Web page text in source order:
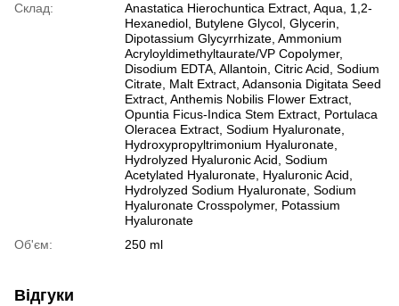
Склад:
Anastatica Hierochuntica Extract, Aqua, 1,2-
Hexanediol, Butylene Glycol, Glycerin,
Dipotassium Glycyrrhizate, Ammonium
Acryloyldimethyltaurate/VP Copolymer,
Disodium EDTA, Allantoin, Citric Acid, Sodium
Citrate, Malt Extract, Adansonia Digitata Seed
Extract, Anthemis Nobilis Flower Extract,
Opuntia Ficus-Indica Stem Extract, Portulaca
Oleracea Extract, Sodium Hyaluronate,
Hydroxypropyltrimonium Hyaluronate,
Hydrolyzed Hyaluronic Acid, Sodium
Acetylated Hyaluronate, Hyaluronic Acid,
Hydrolyzed Sodium Hyaluronate, Sodium
Hyaluronate Crosspolymer, Potassium
Hyaluronate
Об'єм:
250 ml
Відгуки